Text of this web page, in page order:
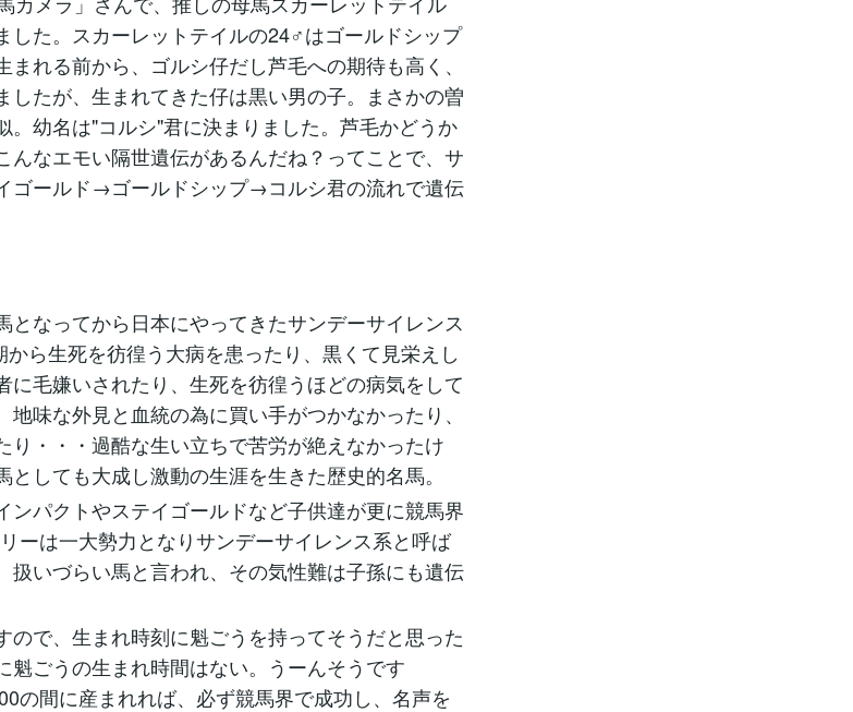
した。スカーレットテイルの24♂はゴールドシップ
れる前から、ゴルシ仔だし芦毛への期待も高く、
したが、生まれてきた仔は黒い男の子。まさかの曽
。幼名は"コルシ"君に決まりました。芦毛かどうか
んなエモい隔世遺伝があるんだね？ってことで、サ
ゴールド→ゴールドシップ→コルシ君の流れで遺伝
となってから日本にやってきたサンデーサイレンス
ら生死を彷徨う大病を患ったり、黒くて見栄えし
に毛嫌いされたり、生死を彷徨うほどの病気をして
地味な外見と血統の為に買い手がつかなかったり、
り・・・過酷な生い立ちで苦労が絶えなかったけ
としても大成し激動の生涯を生きた歴史的名馬。
ンパクトやステイゴールドなど子供達が更に競馬界
ーは一大勢力となりサンデーサイレンス系と呼ば
扱いづらい馬と言われ、その気性難は子孫にも遺伝
ので、生まれ時刻に魁ごうを持ってそうだと思った
魁ごうの生まれ時間はない。うーんそうです
の間に産まれれば、必ず競馬界で成功し、名声を